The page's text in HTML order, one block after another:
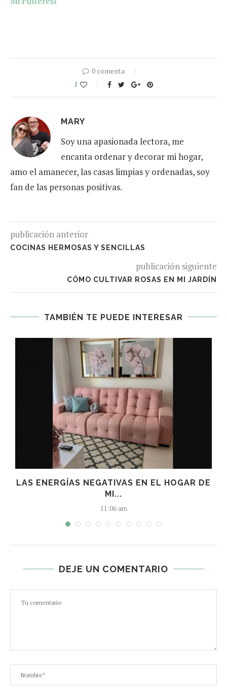
0 comenta
1
MARY
Soy una apasionada lectora, me
encanta ordenar y decorar mi hogar,
amo el amanecer, las casas limpias y ordenadas, soy
fan de las personas positivas.
publicación anterior
COCINAS HERMOSAS Y SENCILLAS
publicación siguiente
CÓMO CULTIVAR ROSAS EN MI JARDÍN
TAMBIÉN TE PUEDE INTERESAR
LAS ENERGÍAS NEGATIVAS EN EL HOGAR DE
MI...
11:06 am
DEJE UN COMENTARIO